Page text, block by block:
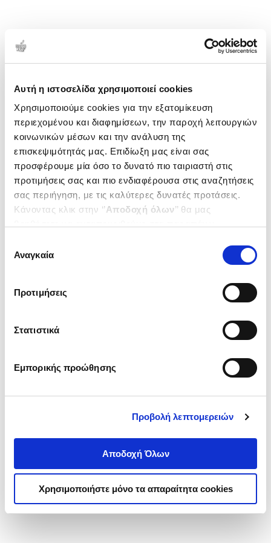
Αυτή η ιστοσελίδα χρησιμοποιεί cookies
Χρησιμοποιούμε cookies για την εξατομίκευση
περιεχομένου και διαφημίσεων, την παροχή λειτουργιών
κοινωνικών μέσων και την ανάλυση της
επισκεψιμότητάς μας. Επιδίωξη μας είναι σας
προσφέρουμε μία όσο το δυνατό πιο ταιριαστή στις
προτιμήσεις σας και πιο ενδιαφέρουσα στις αναζητήσεις
σας περιήγηση, με τις καλύτερες δυνατές προτάσεις.
Κάνοντας κλικ στην ‘’Αποδοχή όλων’’ θα μας
ενδιαφέρουν και να επιλέξετε από τα παρακάτω με την
΄΄και να ενημερωθείτε σχετικά με
συγκατάθεσης
Αναγκαία
Προτιμήσεις
Στατιστικά
Εμπορικής προώθησης
Προβολή λεπτομερειών
Αποδοχή Όλων
Χρησιμοποιήστε μόνο τα απαραίτητα cookies